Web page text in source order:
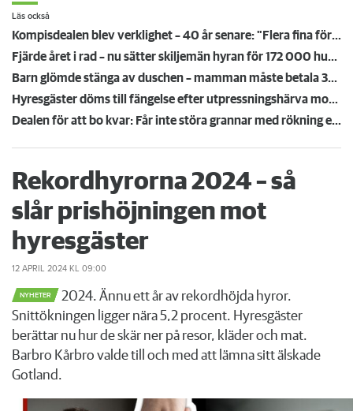
Läs också
Kompisdealen blev verklighet – 40 år senare: "Flera fina fördelar med att dela bostad"
Fjärde året i rad – nu sätter skiljemän hyran för 172 000 hushåll
Barn glömde stänga av duschen – mamman måste betala 300 000
Hyresgäster döms till fängelse efter utpressningshärva mot värden
Dealen för att bo kvar: Får inte störa grannar med rökning eller utsätta dem för brandfara
Rekordhyrorna 2024 – så
slår prishöjningen mot
hyresgäster
12 APRIL 2024 KL 09:00
NYHETER
2024. Ännu ett år av rekordhöjda hyror.
Snittökningen ligger nära 5,2 procent. Hyresgäster
berättar nu hur de skär ner på resor, kläder och mat.
Barbro Kårbro valde till och med att lämna sitt älskade
Gotland.